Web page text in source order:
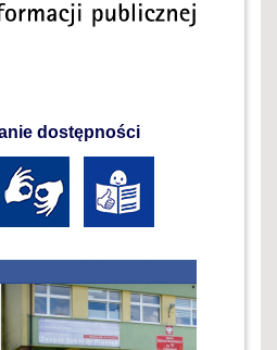
dostępności